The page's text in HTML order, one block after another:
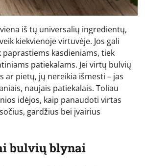
iš tų universalių ingredientų,
kiekvienoje virtuvėje. Jos gali
kasdieniams, tiek
patiekalams. Jei virtų bulvių
ar pietų, jų nereikia išmesti – jas
naujais patiekalais. Toliau
idėjos, kaip panaudoti virtas
gardžius bei įvairius
bulvių blynai